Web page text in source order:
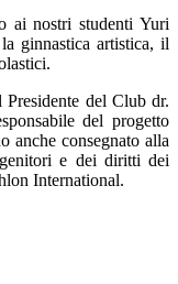
ai nostri studenti Yuri
ginnastica artistica, il
del Club dr.
del progetto
anche consegnato alla
e dei diritti dei
International.